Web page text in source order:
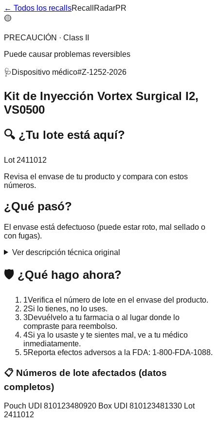
← Todos los recallsRecallRadarPR
🟡
PRECAUCIÓN · Class II
Puede causar problemas reversibles
🩺 Dispositivo médico#Z-1252-2026
Kit de Inyección Vortex Surgical I2,
VS0500
🔍 ¿Tu lote está aquí?
Lot 2411012
Revisa el envase de tu producto y compara con estos
números.
¿Qué pasó?
El envase está defectuoso (puede estar roto, mal sellado o
con fugas).
Ver descripción técnica original
🛡️ ¿Qué hago ahora?
1Verifica el número de lote en el envase del producto.
2Si lo tienes, no lo uses.
3Devuélvelo a tu farmacia o al lugar donde lo
compraste para reembolso.
4Si ya lo usaste y te sientes mal, ve a tu médico
inmediatamente.
5Reporta efectos adversos a la FDA: 1-800-FDA-1088.
📋 Números de lote afectados (datos
completos)
Pouch UDI 810123480920 Box UDI 810123481330 Lot
2411012